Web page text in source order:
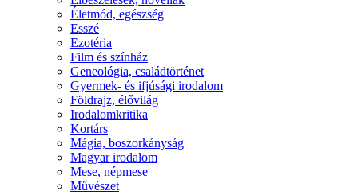
Életmód, egészség
Esszé
Ezotéria
Film és színház
Geneológia, családtörténet
Gyermek- és ifjúsági irodalom
Földrajz, élővilág
Irodalomkritika
Kortárs
Mágia, boszorkányság
Magyar irodalom
Mese, népmese
Művészet